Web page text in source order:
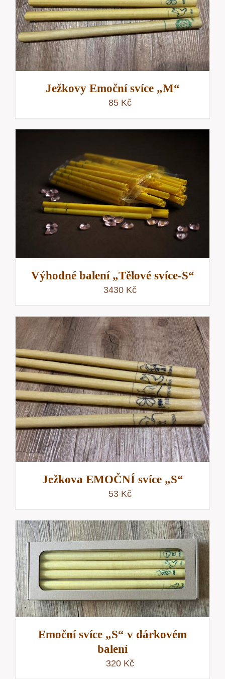
Ježkovy Emoční svíce „M“
85 Kč
Výhodné balení „Tělové svíce-S“
3430 Kč
Ježkova EMOČNÍ svíce „S“
53 Kč
Emoční svíce „S“ v dárkovém
balení
320 Kč